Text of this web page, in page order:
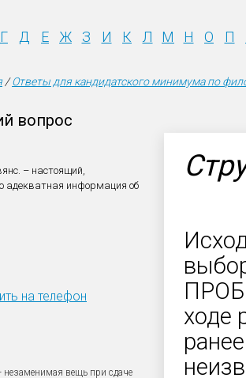
Г Д Е Ж З И К Л М Н О П
/Ответы для кандидатского минимума по
вопрос
– настоящий,
адекватная информация об
на телефон
незаменимая вещь при сдаче
ходе